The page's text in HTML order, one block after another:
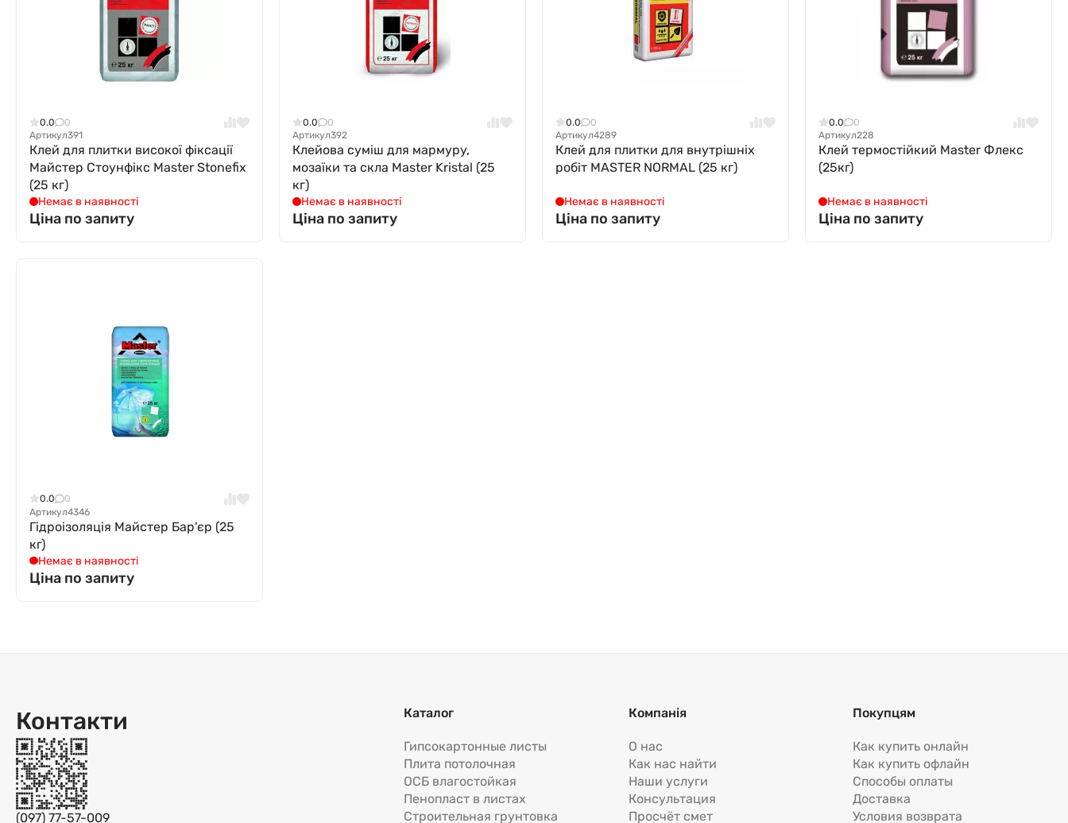
0.0
0
Артикул391
Клей для плитки високої фіксації
Майстер Стоунфікс Master Stonefix
(25 кг)
Немає в наявності
Ціна по запиту
0.0
0
Артикул392
Клейова суміш для мармуру,
мозаїки та скла Master Kristal (25
кг)
Немає в наявності
Ціна по запиту
0.0
0
Артикул4289
Клей для плитки для внутрішніх
робіт MASTER NORMAL (25 кг)
Немає в наявності
Ціна по запиту
0.0
0
Артикул228
Клей термостійкий Мaster Флекс
(25кг)
Немає в наявності
Ціна по запиту
0.0
0
Артикул4346
Гідроізоляція Майстер Бар'єр (25
кг)
Немає в наявності
Ціна по запиту
Контакти
(097) 77-57-009
Каталог
Гипсокартонные листы
Плита потолочная
ОСБ влагостойкая
Пенопласт в листах
Строительная грунтовка
Компанія
О нас
Как нас найти
Наши услуги
Консультация
Просчёт смет
Покупцям
Как купить онлайн
Как купить офлайн
Способы оплаты
Доставка
Условия возврата